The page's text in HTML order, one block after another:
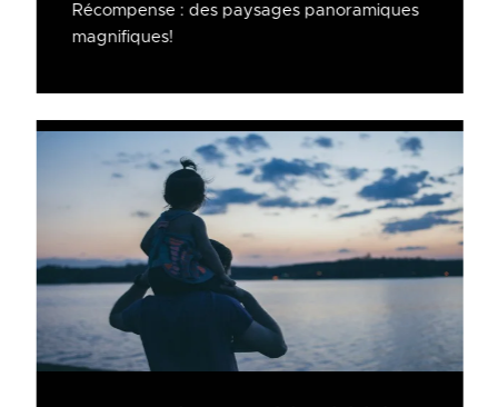
Récompense : des paysages panoramiques
magnifiques!